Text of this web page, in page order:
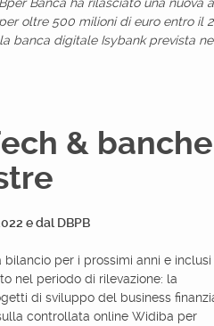
Banca ha rilasciato una
oltre 500 milioni di euro entro il
banca digitale Isybank prevista
&
e dal DBPB
per i prossimi anni e inclusi
nel periodo di rilevazione: la
di sviluppo del business
controllata online Widiba per